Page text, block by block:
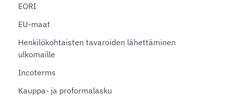
EORI
EU-maat
Henkilökohtaisten tavaroiden lähettäminen
ulkomaille
Incoterms
Kauppa- ja proformalasku